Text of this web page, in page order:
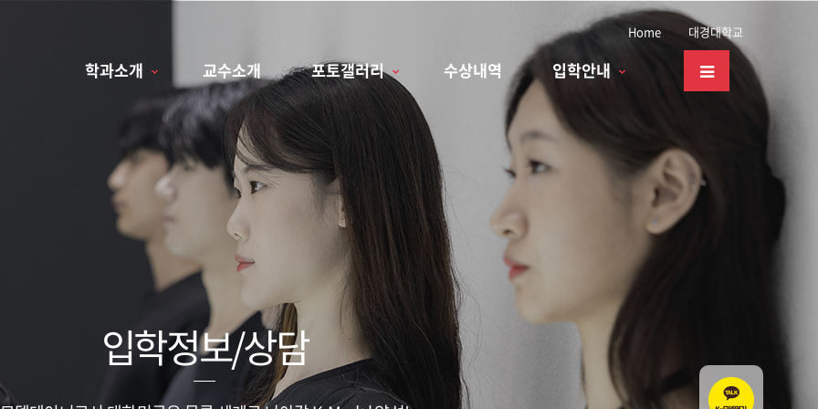
입학정보/상담
대경대학교
Home
학과소개 교수소개 포토갤러리 수상내역 입학안내